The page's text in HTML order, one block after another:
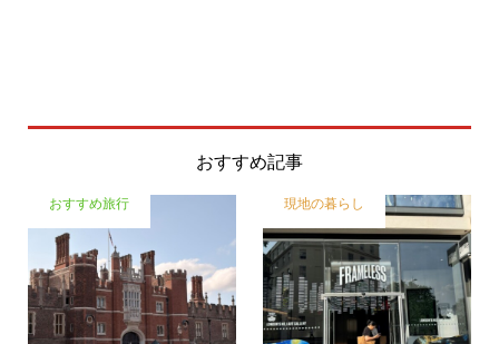
おすすめ記事
おすすめ旅行 現地の暮らし